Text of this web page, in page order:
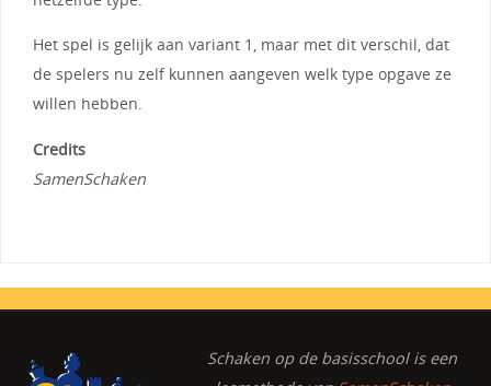
Het spel is gelijk aan variant 1, maar met dit verschil, dat
de spelers nu zelf kunnen aangeven welk type opgave ze
willen hebben.
Credits
SamenSchaken
Schaken op de basisschoolis een